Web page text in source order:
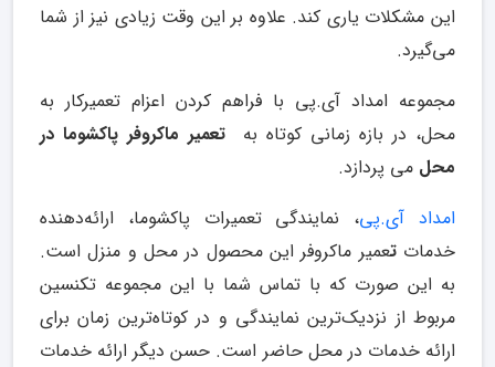
این مشکلات یاری کند. علاوه بر این وقت زیادی نیز از شما
می‌گیرد.
مجموعه امداد آی.پی با فراهم کردن اعزام تعمیرکار به
محل، در بازه زمانی کوتاه به تعمیر ماکروفر پاکشوما در
محل می پردازد.
امداد آی.پی، نمایندگی تعمیرات پاکشوما، ارائه‌دهنده
خدمات تعمیر ماکروفر این محصول در محل و منزل است.
به این صورت که با تماس شما با این مجموعه تکنسین
مربوط از نزدیک‌ترین نمایندگی و در کوتاه‌ترین زمان برای
ارائه خدمات در محل حاضر است. حسن دیگر ارائه خدمات